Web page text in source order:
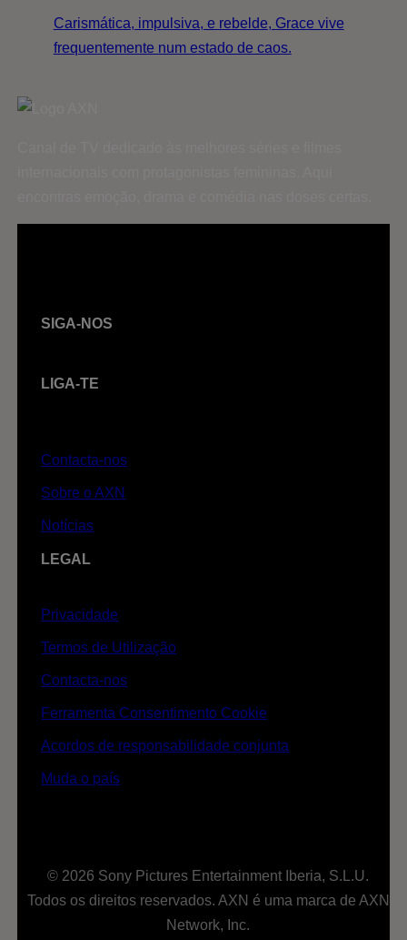
Carismática, impulsiva, e rebelde, Grace vive
frequentemente num estado de caos.
SIGA-NOS
LIGA-TE
Contacta-nos
Sobre o AXN
Notícias
LEGAL
Privacidade
Termos de Utilização
Contacta-nos
Ferramenta Consentimento Cookie
Acordos de responsabilidade conjunta
Muda o país
© 2026 Sony Pictures Entertainment Iberia, S.L.U.
Todos os direitos reservados. AXN é uma marca de AXN
Network, Inc.